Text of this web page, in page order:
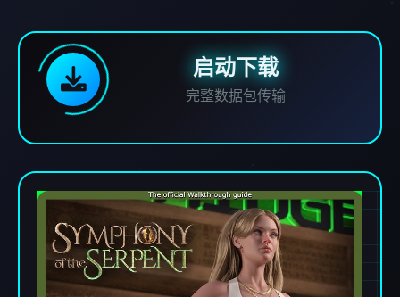
启动下载
完整数据包传输